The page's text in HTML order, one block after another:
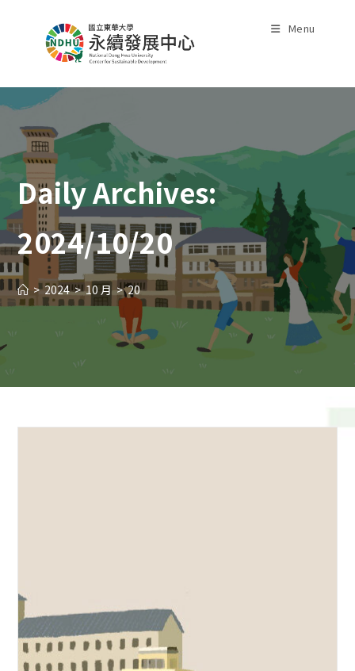
Menu
Daily Archives:
2024/10/20
> 2024 > 10 月 > 20